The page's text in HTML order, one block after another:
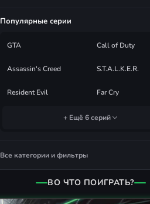
Популярные серии
GTA Call of Duty
Assassin's Creed S.T.A.L.K.E.R.
Resident Evil Far Cry
+ Ещё 6 серий
Все категории и фильтры
ВО ЧТО ПОИГРАТЬ?